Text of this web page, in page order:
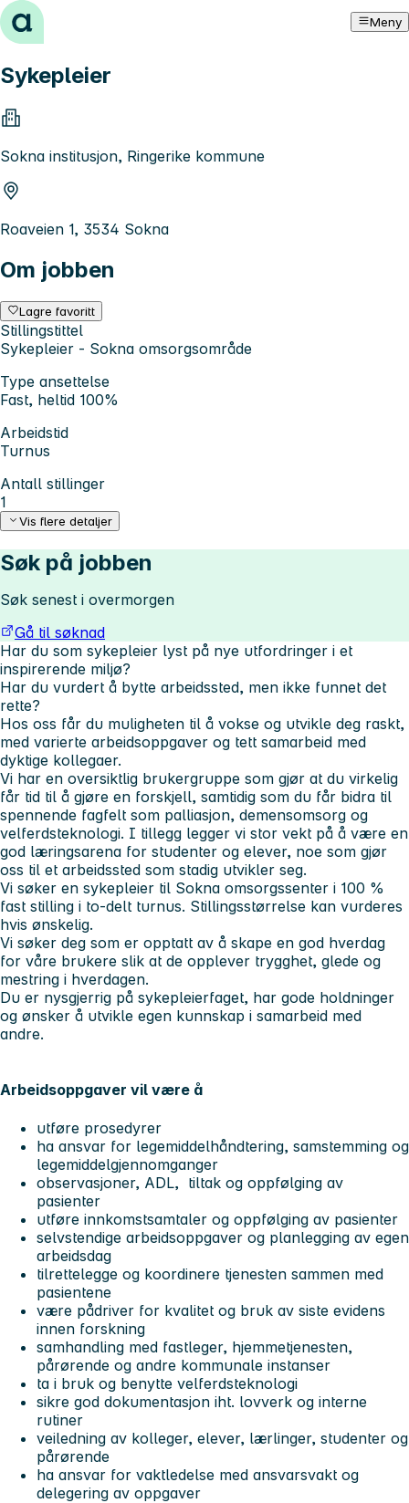
Hopp til innhold Meny
Sykepleier
Sokna institusjon, Ringerike kommune
Roaveien 1, 3534 Sokna
Om jobben
Lagre favoritt
Stillingstittel
Sykepleier - Sokna omsorgsområde
Type ansettelse
Fast, heltid 100%
Arbeidstid
Turnus
Antall stillinger
1
Vis flere detaljer
Søk på jobben
Søk senest i overmorgen
Gå til søknad
Har du som sykepleier lyst på nye utfordringer i et
inspirerende miljø?
Har du vurdert å bytte arbeidssted, men ikke funnet det
rette?
Hos oss får du muligheten til å vokse og utvikle deg raskt,
med varierte arbeidsoppgaver og tett samarbeid med
dyktige kollegaer.
Vi har en oversiktlig brukergruppe som gjør at du virkelig
får tid til å gjøre en forskjell, samtidig som du får bidra til
spennende fagfelt som palliasjon, demensomsorg og
velferdsteknologi. I tillegg legger vi stor vekt på å være en
god læringsarena for studenter og elever, noe som gjør
oss til et arbeidssted som stadig utvikler seg.
Vi søker en sykepleier til Sokna omsorgssenter i 100 %
fast stilling i to-delt turnus. Stillingsstørrelse kan vurderes
hvis ønskelig.
Vi søker deg som er opptatt av å skape en god hverdag
for våre brukere slik at de opplever trygghet, glede og
mestring i hverdagen.
Du er nysgjerrig på sykepleierfaget, har gode holdninger
og ønsker å utvikle egen kunnskap i samarbeid med
andre.
Arbeidsoppgaver vil være å
utføre prosedyrer
ha ansvar for legemiddelhåndtering, samstemming og
legemiddelgjennomganger
observasjoner, ADL, tiltak og oppfølging av
pasienter
utføre innkomstsamtaler og oppfølging av pasienter
selvstendige arbeidsoppgaver og planlegging av egen
arbeidsdag
tilrettelegge og koordinere tjenesten sammen med
pasientene
være pådriver for kvalitet og bruk av siste evidens
innen forskning
samhandling med fastleger, hjemmetjenesten,
pårørende og andre kommunale instanser
ta i bruk og benytte velferdsteknologi
sikre god dokumentasjon iht. lovverk og interne
rutiner
veiledning av kolleger, elever, lærlinger, studenter og
pårørende
ha ansvar for vaktledelse med ansvarsvakt og
delegering av oppgaver